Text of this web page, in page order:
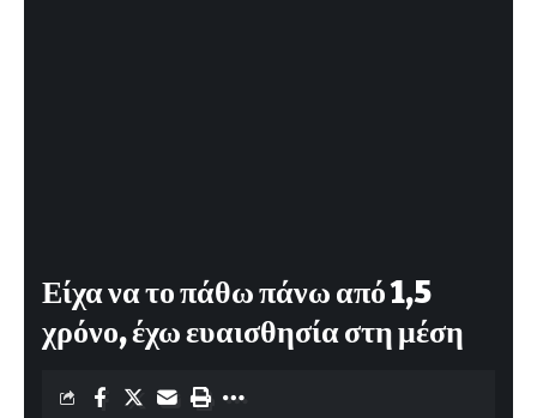
Είχα να το πάθω πάνω από 1,5
χρόνο, έχω ευαισθησία στη μέση